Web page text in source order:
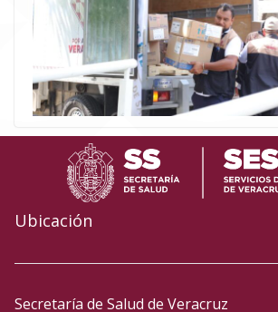
Ubicación
Secretaría de Salud de Veracruz